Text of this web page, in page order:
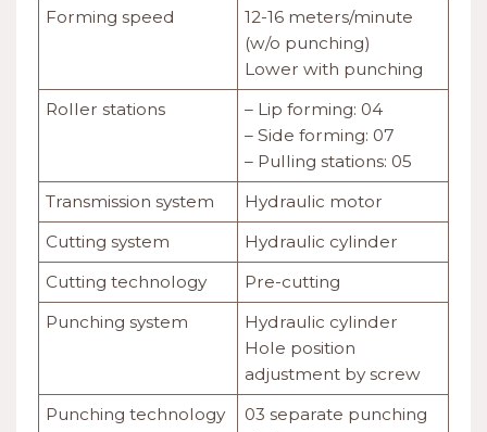
Forming speed
12-16 meters/minute
(w/o punching)
Lower with punching
Roller stations
– Lip forming: 04
– Side forming: 07
– Pulling stations: 05
Transmission system
Hydraulic motor
Cutting system
Hydraulic cylinder
Cutting technology
Pre-cutting
Punching system
Hydraulic cylinder
Hole position
adjustment by screw
Punching technology
03 separate punching